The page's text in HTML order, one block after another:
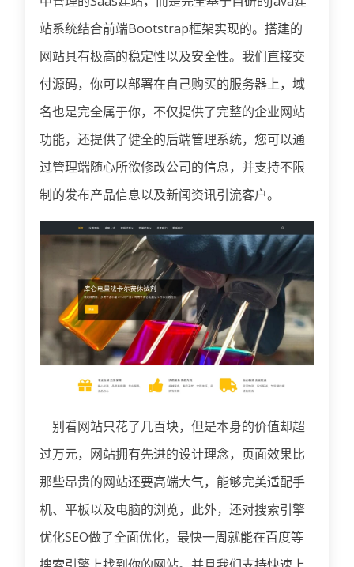
站系统结合前端Bootstrap框架实现的。搭建的
网站具有极高的稳定性以及安全性。我们直接交
付源码，你可以部署在自己购买的服务器上，域
名也是完全属于你，不仅提供了完整的企业网站
功能，还提供了健全的后端管理系统，您可以通
过管理端随心所欲修改公司的信息，并支持不限
制的发布产品信息以及新闻资讯引流客户。
别看网站只花了几百块，但是本身的价值却超
过万元，网站拥有先进的设计理念，页面效果比
那些昂贵的网站还要高端大气，能够完美适配手
机、平板以及电脑的浏览，此外，还对搜索引擎
优化SEO做了全面优化，最快一周就能在百度等